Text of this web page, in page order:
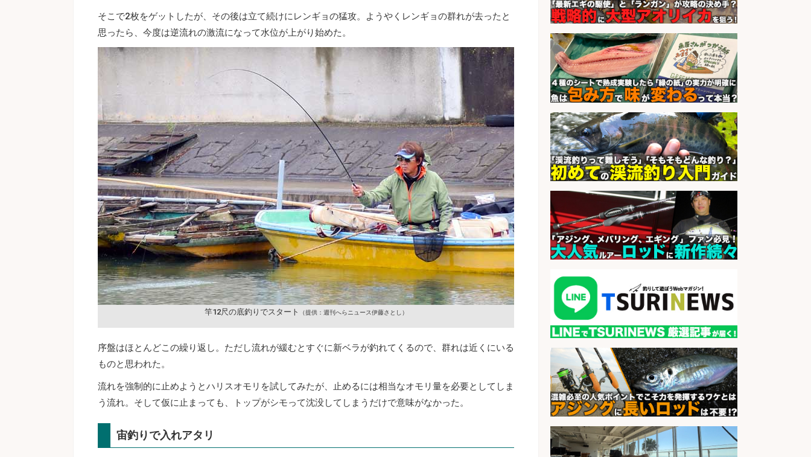
そこで2枚をゲットしたが、その後は立て続けにレンギョの猛攻。ようやくレンギョの群れが去ったと
思ったら、今度は逆流れの激流になって水位が上がり始めた。
竿12尺の底釣りでスタート （提供：週刊へらニュース伊藤さとし）
序盤はほとんどこの繰り返し。ただし流れが緩むとすぐに新ベラが釣れてくるので、群れは近くにいる
ものと思われた。
流れを強制的に止めようとハリスオモリを試してみたが、止めるには相当なオモリ量を必要としてしま
う流れ。そして仮に止まっても、トップがシモって沈没してしまうだけで意味がなかった。
宙釣りで入れアタリ